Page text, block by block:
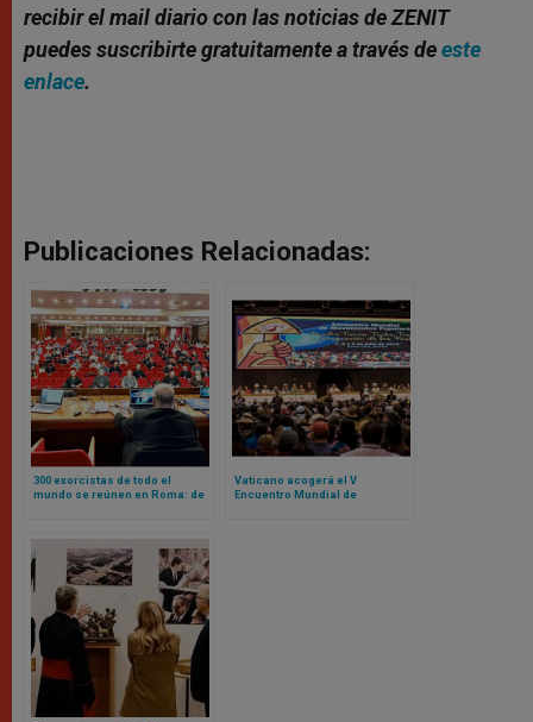
recibir el mail diario con las noticias de ZENIT
puedes suscribirte gratuitamente a través deeste
enlace.
Publicaciones Relacionadas:
300 exorcistas de todo el
mundo se reúnen en Roma: de
Vaticano acogerá el V
Encuentro Mundial de